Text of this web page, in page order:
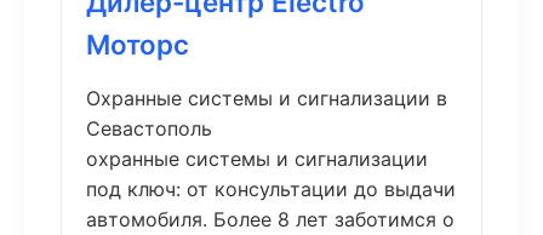
Моторс
Охранные системы и сигнализации в
Севастополь
охранные системы и сигнализации
под ключ: от консультации до выдачи
автомобиля. Более 8 лет заботимся о